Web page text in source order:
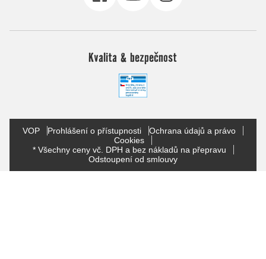
Kvalita & bezpečnost
VOP Prohlášení o přístupnosti
Ochrana údajů a právo
Cookies
* Všechny ceny vč. DPH a bez nákladů na přepravu
Odstoupení od smlouvy